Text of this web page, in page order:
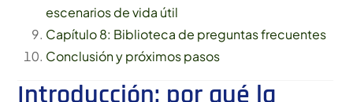
escenarios de vida útil
Capítulo 8: Biblioteca de preguntas frecuentes
Conclusión y próximos pasos